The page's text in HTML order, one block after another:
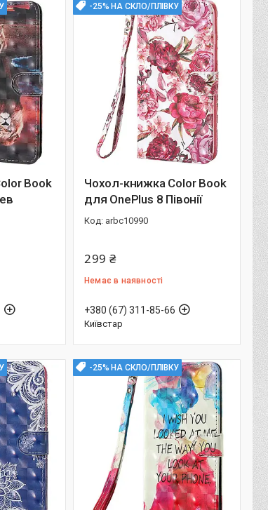
Book
-25% НА СКЛО/ПЛІВКУ
Чохол-книжка Color Book
для OnePlus 8 Півонії
arbc10990
299 ₴
Немає в наявності
+380 (67) 311-85-66
Київстар
-25% НА СКЛО/ПЛІВКУ